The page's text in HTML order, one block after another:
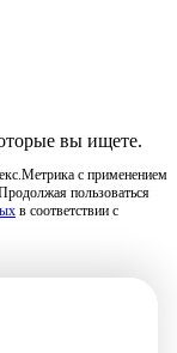
вы ищете.
с применением
пользоваться
в соответствии с